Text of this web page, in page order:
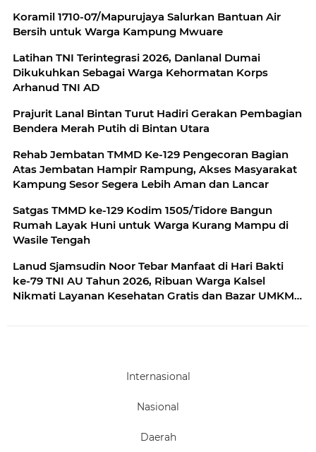
Koramil 1710-07/Mapurujaya Salurkan Bantuan Air
Bersih untuk Warga Kampung Mwuare
Latihan TNI Terintegrasi 2026, Danlanal Dumai
Dikukuhkan Sebagai Warga Kehormatan Korps
Arhanud TNI AD
Prajurit Lanal Bintan Turut Hadiri Gerakan Pembagian
Bendera Merah Putih di Bintan Utara
Rehab Jembatan TMMD Ke-129 Pengecoran Bagian
Atas Jembatan Hampir Rampung, Akses Masyarakat
Kampung Sesor Segera Lebih Aman dan Lancar
Satgas TMMD ke-129 Kodim 1505/Tidore Bangun
Rumah Layak Huni untuk Warga Kurang Mampu di
Wasile Tengah
Lanud Sjamsudin Noor Tebar Manfaat di Hari Bakti
ke-79 TNI AU Tahun 2026, Ribuan Warga Kalsel
Nikmati Layanan Kesehatan Gratis dan Bazar UMKM
Internasional
Nasional
Daerah